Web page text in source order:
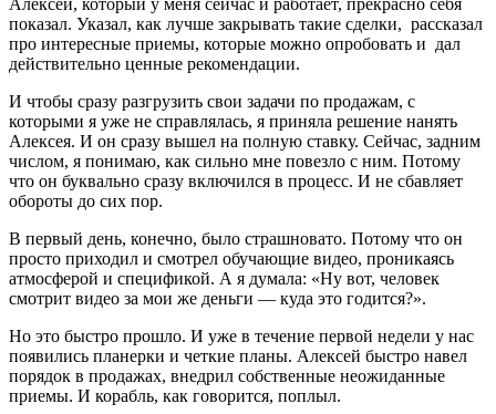
Алексей, который у меня сейчас и работает, прекрасно себя
показал. Указал, как лучше закрывать такие сделки, рассказал
про интересные приемы, которые можно опробовать и дал
действительно ценные рекомендации.
И чтобы сразу разгрузить свои задачи по продажам, с
которыми я уже не справлялась, я приняла решение нанять
Алексея. И он сразу вышел на полную ставку. Сейчас, задним
числом, я понимаю, как сильно мне повезло с ним. Потому
что он буквально сразу включился в процесс. И не сбавляет
обороты до сих пор.
В первый день, конечно, было страшновато. Потому что он
просто приходил и смотрел обучающие видео, проникаясь
атмосферой и спецификой. А я думала: «Ну вот, человек
смотрит видео за мои же деньги — куда это годится?».
Но это быстро прошло. И уже в течение первой недели у нас
появились планерки и четкие планы. Алексей быстро навел
порядок в продажах, внедрил собственные неожиданные
приемы. И корабль, как говорится, поплыл.